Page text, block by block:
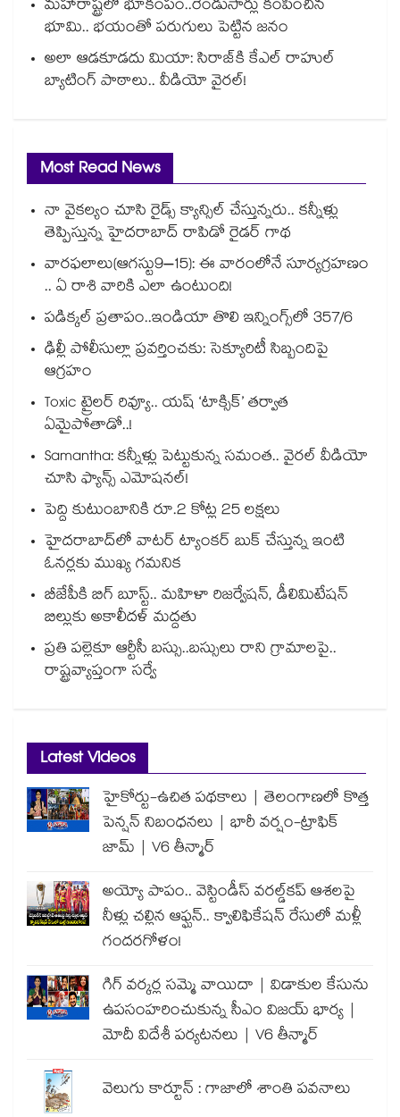
మహారాష్ట్రలో భూకంపం..రెండుసార్లు కంపించిన
భూమి.. భయంతో పరుగులు పెట్టిన జనం
అలా ఆడకూడదు మియా: సిరాజ్‌కి కేఎల్ రాహుల్
బ్యాటింగ్ పాఠాలు.. వీడియో వైరల్!
Most Read News
నా వైకల్యం చూసి రైడ్స్ క్యాన్సిల్ చేస్తున్నరు.. కన్నీళ్లు
తెప్పిస్తున్న హైదరాబాద్ రాపిడో రైడర్ గాథ
వారఫలాలు(ఆగస్టు9–15): ఈ వారంలోనే సూర్యగ్రహణం
.. ఏ రాశి వారికి ఎలా ఉంటుంది!
పడిక్కల్‌‌ ప్రతాపం..ఇండియా తొలి ఇన్నింగ్స్‌‌లో 357/6
ఢిల్లీ పోలీసుల్లా ప్రవర్తించకు: సెక్యూరిటీ సిబ్బందిపై
ఆగ్రహం
Toxic ట్రైలర్ రివ్యూ.. యష్ ‘టాక్సిక్’ తర్వాత
ఏమైపోతాడో..!
Samantha: కన్నీళ్లు పెట్టుకున్న సమంత.. వైరల్ వీడియో
చూసి ఫ్యాన్స్ ఎమోషనల్!
పెద్ది కుటుంబానికి రూ.2 కోట్ల 25 లక్షలు
హైదరాబాద్⁪లో వాటర్ ట్యాంకర్ బుక్ చేస్తున్న ఇంటి
ఓనర్లకు ముఖ్య గమనిక
బీజేపీకి బిగ్ బూస్ట్.. మహిళా రిజర్వేషన్, డీలిమిటేషన్
బిల్లుకు అకాలీదళ్ మద్దతు
ప్రతి పల్లెకూ ఆర్టీసీ బస్సు..బస్సులు రాని గ్రామాలపై..
రాష్ట్రవ్యాప్తంగా సర్వే
Latest Videos
హైకోర్టు-ఉచిత పథకాలు | తెలంగాణలో కొత్త
పెన్షన్ నిబంధనలు | భారీ వర్షం-ట్రాఫిక్
జామ్ | V6 తీన్మార్
అయ్యో పాపం.. వెస్టిండీస్ వరల్డ్‌కప్ ఆశలపై
నీళ్లు చల్లిన ఆఫ్ఘన్.. క్వాలిఫికేషన్ రేసులో మళ్లీ
గందరగోళం!
గిగ్ వర్కర్ల సమ్మె వాయిదా | విడాకుల కేసును
ఉపసంహరించుకున్న సీఎం విజయ్ భార్య |
మోదీ విదేశీ పర్యటనలు | V6 తీన్మార్
వెలుగు కార్టూన్ : గాజాలో శాంతి పవనాలు